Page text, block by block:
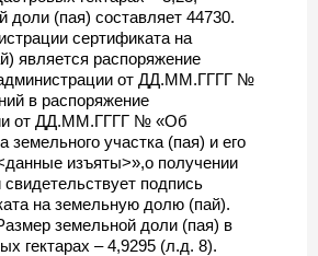
доли (пая) составляет 44730.
сертификата на
является распоряжение
от ДД.ММ.ГГГГ №
в распоряжение
от ДД.ММ.ГГГГ № «Об
земельного участка (пая) и его
изъяты>»,о получении
подпись
на земельную долю (пай).
земельной доли (пая) в
гектарах – 4,9295 (л.д. 8).